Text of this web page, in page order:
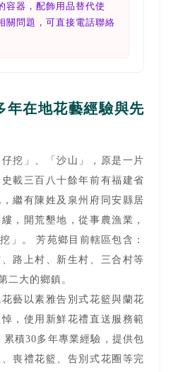
容器，配飾用品替代使
關問題，可直接電話聯絡
年在地花藝經驗與先
挖」、「沙山」，原是一片
載三百八十餘年前有福建省
繼有陳姓及泉州府同安縣居
，開荒墾地，從事農漁業，
」。 芳苑鄉目前轄區包含：
路上村、新生村、三合村等
二大的鄉鎮。
藝以素雅告別式花籃與蘭花
，使用新鮮花禮直送服務範
累積30多年專業經驗，提供包
喪禮花籃、告別式花圈等完